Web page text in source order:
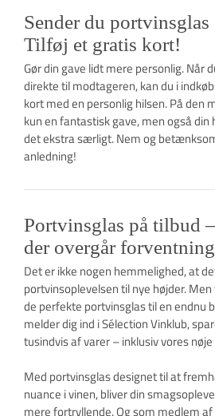
Sender du portvinsglas
Tilføj et gratis kort!
Gør din gave lidt mere personlig. Når
direkte til modtageren, kan du i
kort med en personlig hilsen. På den
kun en fantastisk gave, men også din
det ekstra særligt. Nem og
anledning!
Portvinsglas på tilbud
der overgår
Det er ikke nogen hemmelighed, at
portvinsoplevelsen til nye højder.
de perfekte portvinsglas til en endnu
melder dig ind i Sélection Vinklub,
tusindvis af varer – inklusiv vores
Med portvinsglas designet til at
nuance i vinen, bliver din
mere fortryllende. Og som medlem